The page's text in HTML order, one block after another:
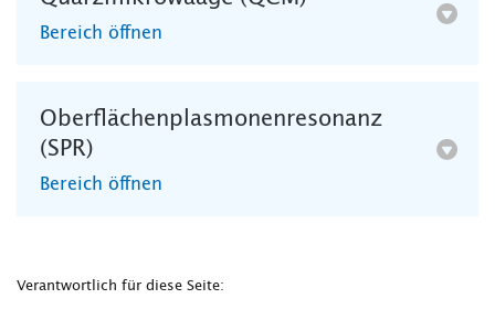
INTERNATIONAL
Blogs Kontakt und Anfahrt Webmail Moodle
TH Online-Portal
Bereich öffnen
Oberflächenplasmonenresonanz
(SPR)
Bereich öffnen
Verantwortlich für diese Seite: